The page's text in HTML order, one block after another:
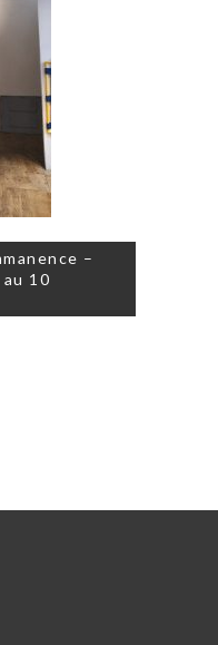
–
10